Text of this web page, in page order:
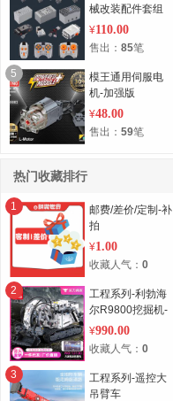
械改装配件套组
¥110.00
售出： 85笔
5
模王通用伺服电
机-加强版
¥48.00
售出： 59笔
热门收藏排行
1
邮费/差价/定制-补
拍
¥1.00
收藏人气： 0
2
工程系列-利勃海
尔R9800挖掘机-
基础版
¥990.00
收藏人气： 0
3
工程系列-遥控大
吊臂车